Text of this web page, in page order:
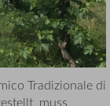
Tradizionale di
muss